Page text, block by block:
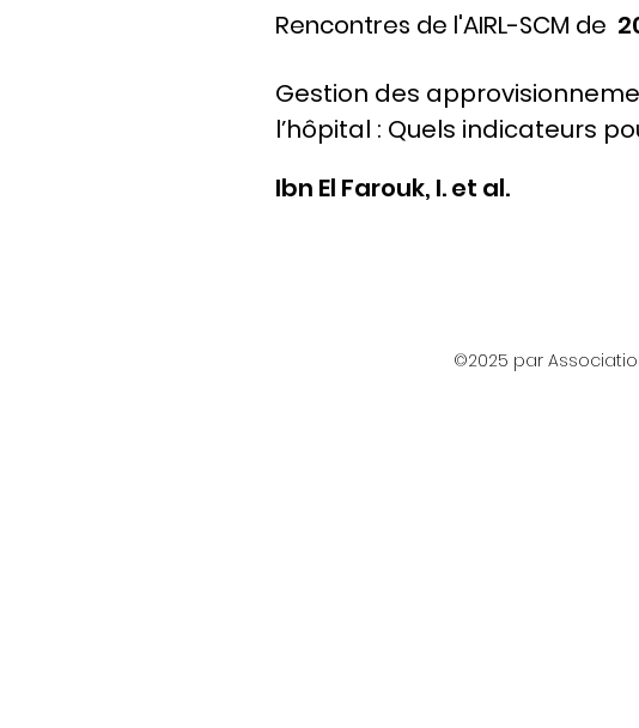
Rencontres de l'AIRL-SCM de
Gestion des
l’hôpital : Quels indicateurs
Ibn El Farouk, I. et al.
©2025 par